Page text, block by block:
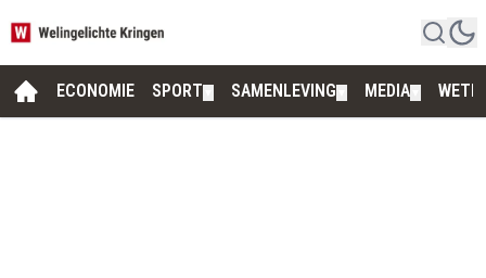
ECONOMIE SPORT SAMENLEVING MEDIA